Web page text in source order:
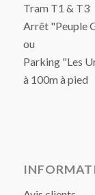
Tram T1 & T3
Arrêt "Peuple
ou
Parking "Les
à 100m à pied